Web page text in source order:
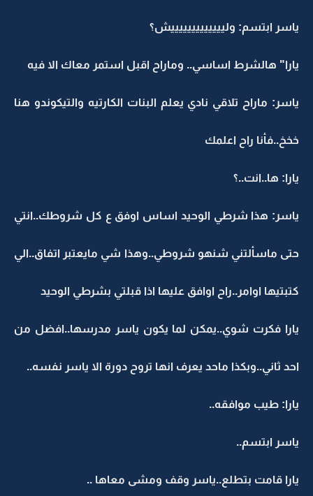
ياسر ابتسم: وليييييييييييييش؟
يارا" هالشرط اساسي.. وماراح اقبل استمر معاك الا فيه
ياسر: ماراح تلاقي نادي يعلم البنات الكارتيه والتيكوندو هنا
خخخ..فأنا راح اعلمك
يارا: ها..انت..؟
ياسر: هذا شرطي الوحيد اساس اوفق ع كل شروطك..انتي
حتى ماسألتني شنهو شروطي..وهذا شي مايعتبر اتفاق..الي
كتبتيها اوامر..راح اوافق عليها اذا قبلتي بشرطي الوحيد
يارا فكرت شوي..يمكن لما يكون ياسر مدرسها..افضل من
احد ثاني..وبكذا ماحد يعرف انها تروح دورة الا ياسر نفسه..
يارا: طيب موافقه..
ياسر ابتسم..
يارا قامت بتطلع..ياسر وقف ومشى معاها ..